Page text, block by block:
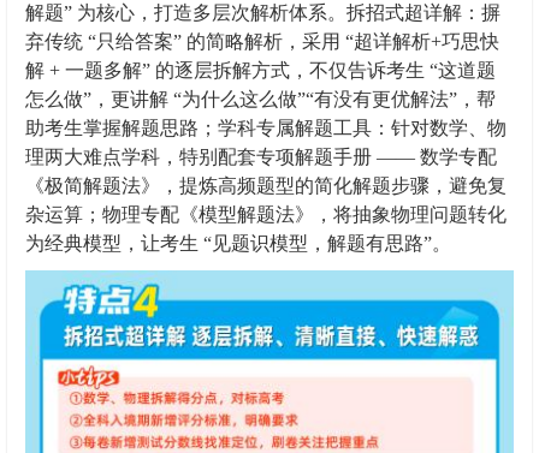
解题” 为核心，打造多层次解析体系。拆招式超详解：摒
弃传统 “只给答案” 的简略解析，采用 “超详解析+巧思快
解 + 一题多解” 的逐层拆解方式，不仅告诉考生 “这道题
怎么做”，更讲解 “为什么这么做”“有没有更优解法”，帮
助考生掌握解题思路；学科专属解题工具：针对数学、物
理两大难点学科，特别配套专项解题手册 —— 数学专配
《极简解题法》，提炼高频题型的简化解题步骤，避免复
杂运算；物理专配《模型解题法》，将抽象物理问题转化
为经典模型，让考生 “见题识模型，解题有思路”。